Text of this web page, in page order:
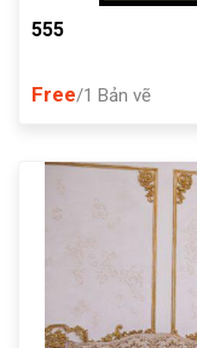
555
Free/1 Bản vẽ